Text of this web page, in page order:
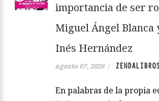
Zenda recomienda:
importancia de ser
Miguel Ángel Blanca
Inés Hernández